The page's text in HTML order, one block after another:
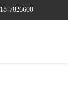
7826600